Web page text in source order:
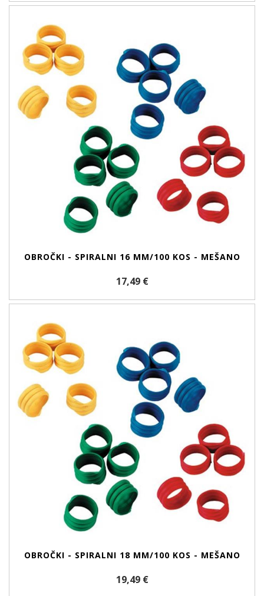
OBROČKI - SPIRALNI 16 MM/100 KOS - MEŠANO
17,49 €
OBROČKI - SPIRALNI 18 MM/100 KOS - MEŠANO
19,49 €